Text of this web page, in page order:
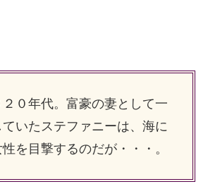
０年代。富豪の妻として一
いたステファニーは、海に
を目撃するのだが・・・。